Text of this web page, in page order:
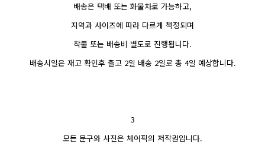
배송은 택배 또는 화물차로 가능하고,
지역과 사이즈에 따라 다르게 책정되며
착불 또는 배송비 별도로 진행됩니다.
배송시일은 재고 확인후 출고 2일 배송 2일로 총 4일 예상합니다.
3
모든 문구와 사진은 체어픽의 저작권입니다.